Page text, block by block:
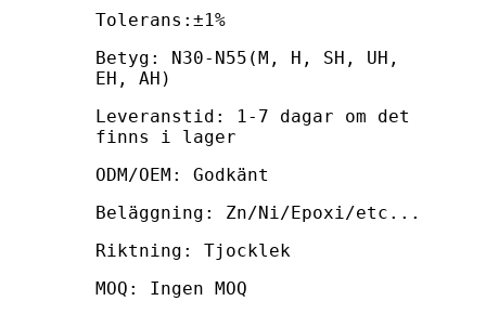
Tolerans:±1%
Betyg: N30-N55(M, H, SH, UH,
EH, AH)
Leveranstid: 1-7 dagar om det
finns i lager
ODM/OEM: Godkänt
Beläggning: Zn/Ni/Epoxi/etc...
Riktning: Tjocklek
MOQ: Ingen MOQ